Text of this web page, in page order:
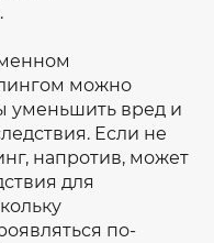
можно
уменьшить вред и
Если не
напротив, может
для
по-